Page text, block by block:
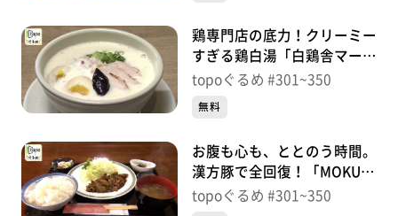
鶏専門店の底力！クリーミー
すぎる鶏白湯「白鶏舎マーブ
ルロード店」（青葉区一番
topoぐるめ #301~350
無料
お腹も心も、ととのう時間。
漢方豚で全回復！「MOKU」
（蔵王町遠刈田温泉小妻坂）
topoぐるめ #301~350